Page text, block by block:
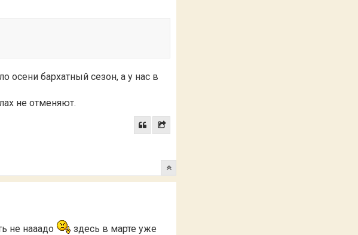
бархатный сезон, а у нас в
не отменяют.
не нааадо
здесь в марте уже